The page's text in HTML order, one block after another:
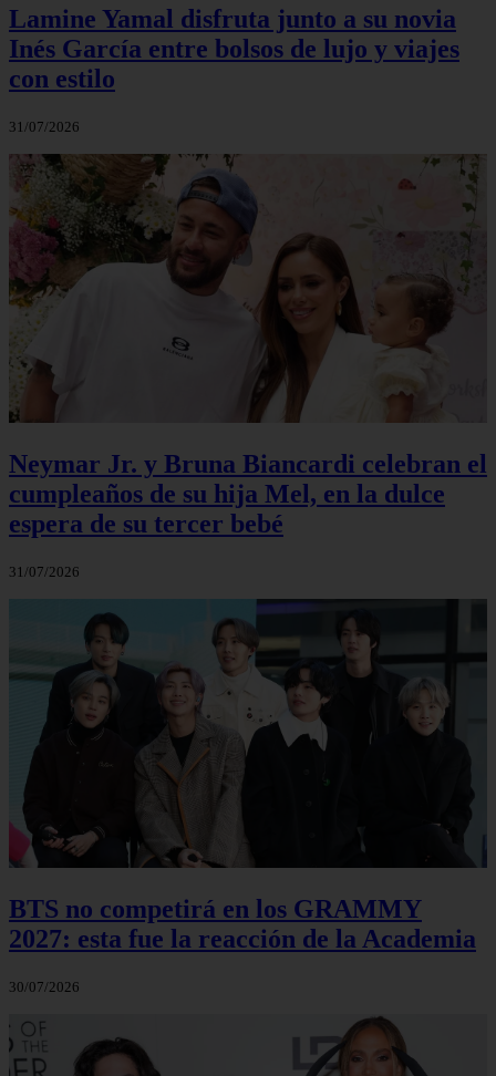
Lamine Yamal disfruta junto a su novia
Inés García entre bolsos de lujo y viajes
con estilo
31/07/2026
Neymar Jr. y Bruna Biancardi celebran el
cumpleaños de su hija Mel, en la dulce
espera de su tercer bebé
31/07/2026
BTS no competirá en los GRAMMY
2027: esta fue la reacción de la Academia
30/07/2026